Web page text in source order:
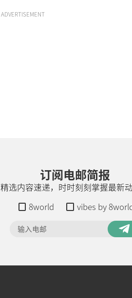
ADVERTISEMENT
订阅电邮简报
精选内容速递，时时刻刻掌握最新动
8world
vibes by